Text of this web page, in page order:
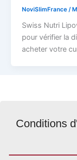
NoviSlimFrance /
Swiss Nutri
pour vérifier la
acheter votre
Conditions